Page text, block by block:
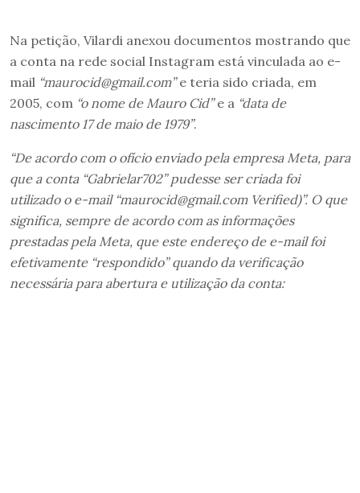
Na petição, Vilardi anexou documentos mostrando que
a conta na rede social Instagram está vinculada ao e-
mail “maurocid@gmail.com”e teria sido criada, em
2005, com “o nome de Mauro Cid”e a “data de
nascimento 17 de maio de 1979”.
“De acordo com o ofício enviado pela empresa Meta, para
que a conta “Gabrielar702” pudesse ser criada foi
utilizado o e-mail “maurocid@gmail.com Verified)”. O que
significa, sempre de acordo com as informações
prestadas pela Meta, que este endereço de e-mail foi
efetivamente “respondido” quando da verificação
necessária para abertura e utilização da conta: